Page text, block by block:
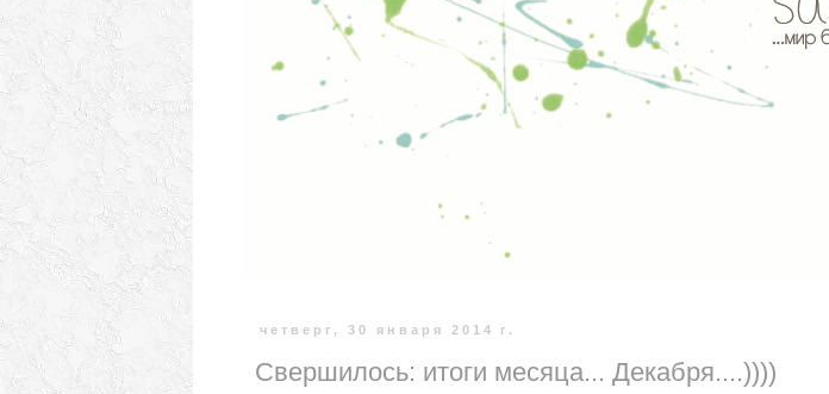
четверг, 30 января 2014 г.
Свершилось: итоги месяца... Декабря....))))